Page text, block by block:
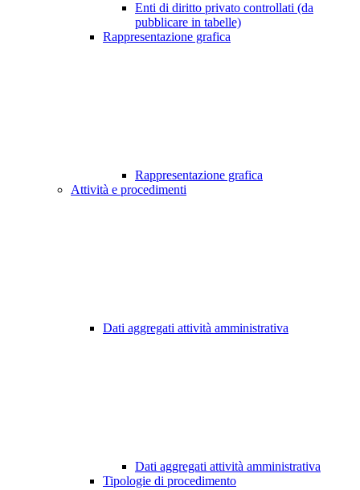
Enti di diritto privato controllati (da
pubblicare in tabelle)
Rappresentazione grafica
Rappresentazione grafica
Attività e procedimenti
Dati aggregati attività amministrativa
Dati aggregati attività amministrativa
Tipologie di procedimento